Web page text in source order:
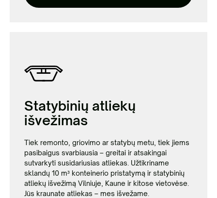
Statybinių atliekų
išvežimas
Tiek remonto, griovimo ar statybų metu, tiek jiems
pasibaigus svarbiausia – greitai ir atsakingai
sutvarkyti susidariusias atliekas. Užtikriname
sklandų 10 m³ konteinerio pristatymą ir statybinių
atliekų išvežimą Vilniuje, Kaune ir kitose vietovėse.
Jūs kraunate atliekas – mes išvežame.